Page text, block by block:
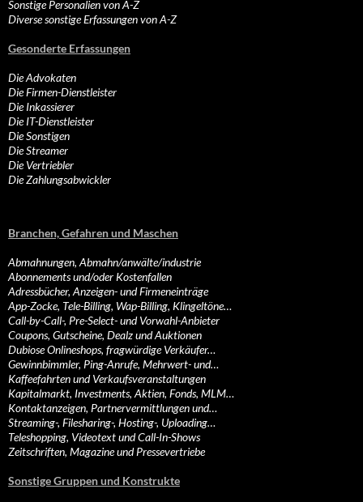
Sonstige Personalien von A-Z
Diverse sonstige Erfassungen von A-Z
Gesonderte Erfassungen
Die Advokaten
Die Firmen-Dienstleister
Die Inkassierer
Die IT-Dienstleister
Die Sonstigen
Die Streamer
Die Vertriebler
Die Zahlungsabwickler
Branchen, Gefahren und Maschen
Abmahnungen, Abmahn/anwälte/industrie
Abonnements und/oder Kostenfallen
Adressbücher, Anzeigen- und Firmeneinträge
App-Zocke, Tele-Billing, Wap-Billing, Klingeltöne…
Call-by-Call-, Pre-Select- und Vorwahl-Anbieter
Coupons, Gutscheine, Dealz und Auktionen
Dubiose Onlineshops, fragwürdige Verkäufer…
Gewinnbimmler, Ping-Anrufe, Mehrwert- und…
Kaffeefahrten und Verkaufsveranstaltungen
Kapitalmarkt, Investments, Aktien, Fonds, MLM…
Kontaktanzeigen, Partnervermittlungen und…
Streaming-, Filesharing-, Hosting-, Uploading…
Teleshopping, Videotext und Call-In-Shows
Zeitschriften, Magazine und Pressevertriebe
Sonstige Gruppen und Konstrukte